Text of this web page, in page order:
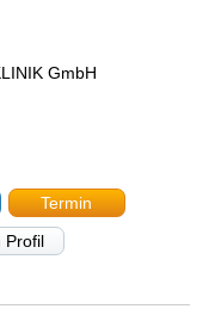
GmbH
Termin
Profil